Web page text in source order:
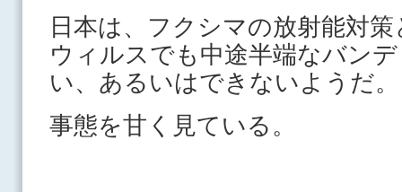
日本は、フクシマの放射能対
ウィルスでも中途半端なバン
い、あるいはできないようだ。
事態を甘く見ている。